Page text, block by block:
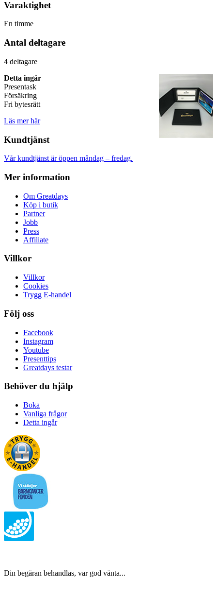
Varaktighet
En timme
Antal deltagare
4 deltagare
Detta ingår
Presentask
Försäkring
Fri bytesrätt
Läs mer här
Kundtjänst
Vår kundtjänst är öppen måndag – fredag.
Mer information
Om Greatdays
Köp i butik
Partner
Jobb
Press
Affiliate
Villkor
Villkor
Cookies
Trygg E-handel
Följ oss
Facebook
Instagram
Youtube
Presenttips
Greatdays testar
Behöver du hjälp
Boka
Vanliga frågor
Detta ingår
Din begäran behandlas, var god vänta...